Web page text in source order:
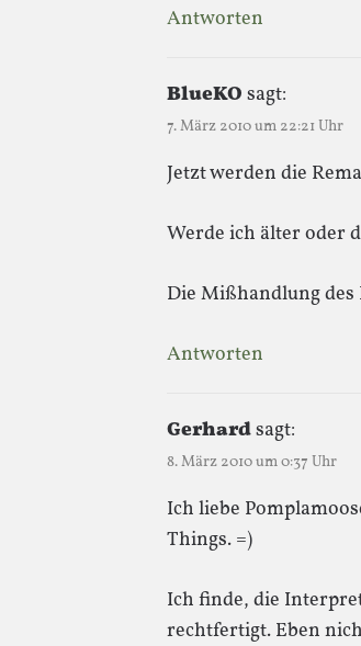
Antworten
BlueKO sagt:
7. März 2010 um 22:21 Uhr
Jetzt werden die
Werde ich älter oder
Die Mißhandlung
Antworten
Gerhardsagt:
8. März 2010 um 0:37 Uhr
Ich liebe
Things. =)
Ich finde, die
rechtfertigt. Eben